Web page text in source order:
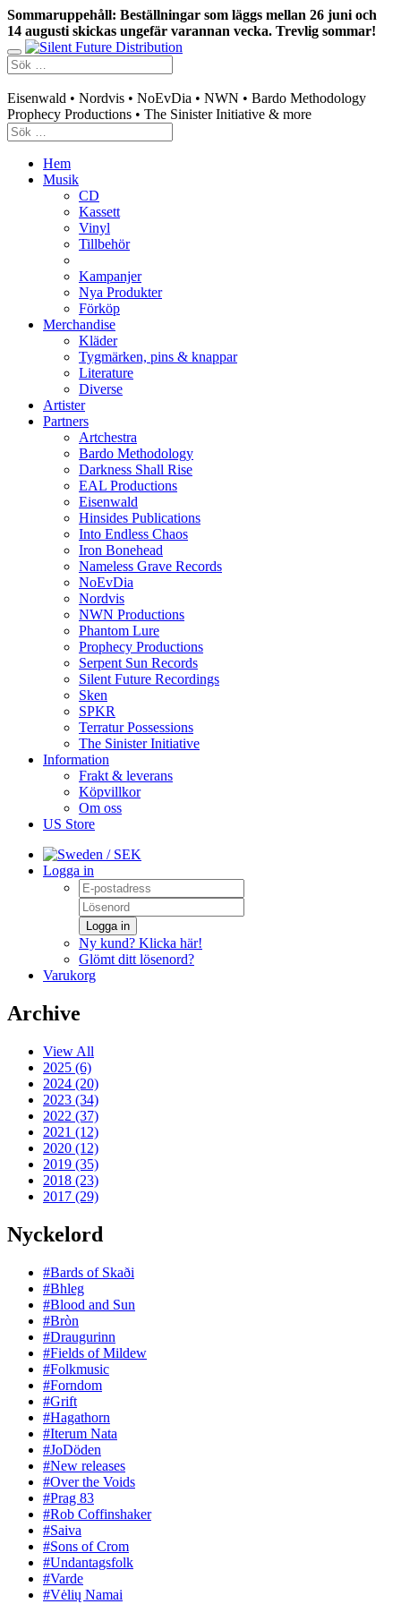
Sommaruppehåll: Beställningar som läggs mellan 26 juni och
14 augusti skickas ungefär varannan vecka. Trevlig sommar!
Eisenwald • Nordvis • NoEvDia • NWN • Bardo Methodology
Prophecy Productions • The Sinister Initiative & more
Hem
Musik
CD
Kassett
Vinyl
Tillbehör
Kampanjer
Nya Produkter
Förköp
Merchandise
Kläder
Tygmärken, pins & knappar
Literature
Diverse
Artister
Partners
Artchestra
Bardo Methodology
Darkness Shall Rise
EAL Productions
Eisenwald
Hinsides Publications
Into Endless Chaos
Iron Bonehead
Nameless Grave Records
NoEvDia
Nordvis
NWN Productions
Phantom Lure
Prophecy Productions
Serpent Sun Records
Silent Future Recordings
Sken
SPKR
Terratur Possessions
The Sinister Initiative
Information
Frakt & leverans
Köpvillkor
Om oss
US Store
/ SEK
Logga in
Logga in
Ny kund? Klicka här!
Glömt ditt lösenord?
Varukorg
Archive
View All
2025 (6)
2024 (20)
2023 (34)
2022 (37)
2021 (12)
2020 (12)
2019 (35)
2018 (23)
2017 (29)
Nyckelord
#Bards of Skaði
#Bhleg
#Blood and Sun
#Bròn
#Draugurinn
#Fields of Mildew
#Folkmusic
#Forndom
#Grift
#Hagathorn
#Iterum Nata
#JoDöden
#New releases
#Over the Voids
#Prag 83
#Rob Coffinshaker
#Saiva
#Sons of Crom
#Undantagsfolk
#Varde
#Vėlių Namai